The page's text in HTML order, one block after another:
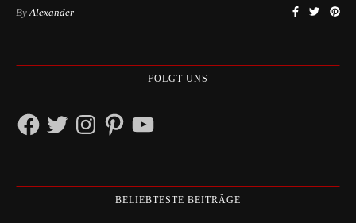
By Alexander
FOLGT UNS
FacebookTwitterInstagramPinterestYouTube
BELIEBTESTE BEITRÄGE